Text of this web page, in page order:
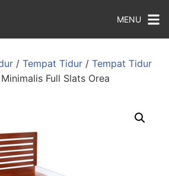
MENU
/ Tempat Tidur / Tempat Tidur
Full Slats Orea